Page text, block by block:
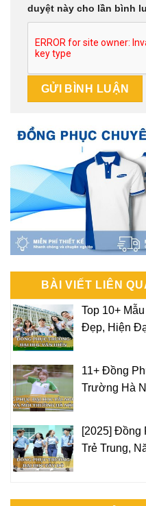
duyệt này cho lần bình
BÀI VIẾT LIÊN
Top 10+
Đẹp, Hiện
11+ Đồng
Trường Hà
[2025] Đồng
Trẻ Trung,